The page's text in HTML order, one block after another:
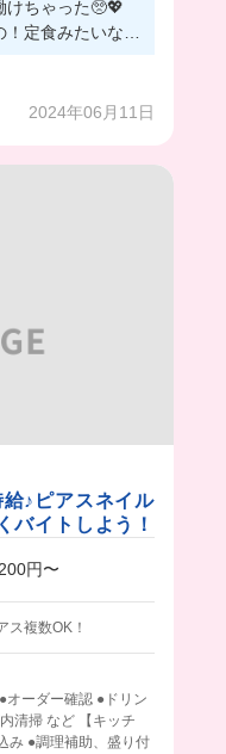
けちゃった🥺💖
定食みたいな感
た🫶🏻
2024年06月11日
♪ピアスネイル
バイトしよう！
円〜
ス複数OK！
オーダー確認 ●ドリン
清掃 など 【キッチ
み ●調理補助、盛り付